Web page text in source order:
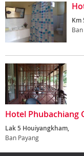
Km
Hotel Phubachiang
Lak 5 Houiyangkham,
Ban Payang